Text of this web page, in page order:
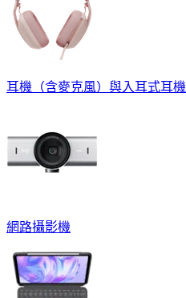
耳機（含麥克風）與入耳式耳機
網路攝影機